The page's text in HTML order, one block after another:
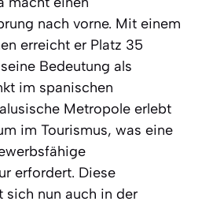
nach vorne. Mit einem
erreicht er Platz 35
Bedeutung als
im spanischen
Metropole erlebt
im Tourismus, was eine
erfordert. Diese
sich nun auch in der